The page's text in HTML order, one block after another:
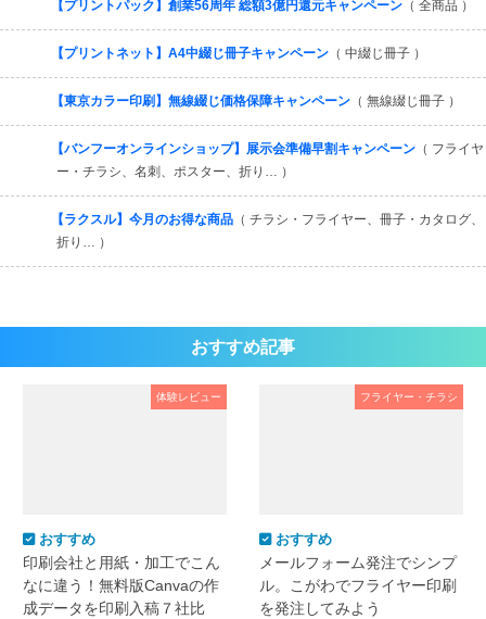
【プリントパック】創業56周年 総額3億円還元キャンペーン （ 全商品 ）
【プリントネット】A4中綴じ冊子キャンペーン （ 中綴じ冊子 ）
【東京カラー印刷】無線綴じ価格保障キャンペーン （ 無線綴じ冊子 ）
【バンフーオンラインショップ】展示会準備早割キャンペーン （ フライヤ
ー・チラシ、名刺、ポスター、折り… ）
【ラクスル】今月のお得な商品 （ チラシ・フライヤー、冊子・カタログ、
折り… ）
おすすめ記事
体験レビュー
おすすめ
印刷会社と用紙・加工でこん
なに違う！無料版Canvaの作
成データを印刷入稿７社比
フライヤー・チラシ
おすすめ
メールフォーム発注でシンプ
ル。こがわでフライヤー印刷
を発注してみよう